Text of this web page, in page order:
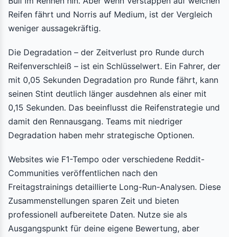
Reifen fährt und Norris auf Medium, ist der Vergleich
weniger aussagekräftig.
Die Degradation – der Zeitverlust pro Runde durch
Reifenverschleiß – ist ein Schlüsselwert. Ein Fahrer, der
mit 0,05 Sekunden Degradation pro Runde fährt, kann
seinen Stint deutlich länger ausdehnen als einer mit
0,15 Sekunden. Das beeinflusst die Reifenstrategie und
damit den Rennausgang. Teams mit niedriger
Degradation haben mehr strategische Optionen.
Websites wie F1-Tempo oder verschiedene Reddit-
Communities veröffentlichen nach den
Freitagstrainings detaillierte Long-Run-Analysen. Diese
Zusammenstellungen sparen Zeit und bieten
professionell aufbereitete Daten. Nutze sie als
Ausgangspunkt für deine eigene Bewertung, aber